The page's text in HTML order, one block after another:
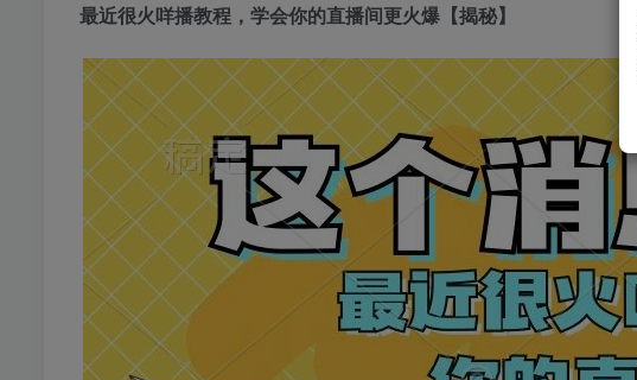
最近很火咩播教程 ，学会你的直播间更火爆【揭秘】